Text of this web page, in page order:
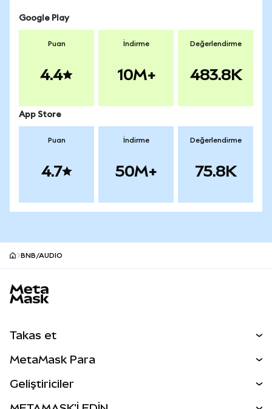
Google Play
Puan
4.4
İndirme
10M+
Değerlendirme
483.8K
App Store
Puan
4.7
İndirme
50M+
Değerlendirme
75.8K
BNB/AUDIO
Takas et
Perps
MetaMask Para
Geliştiriciler